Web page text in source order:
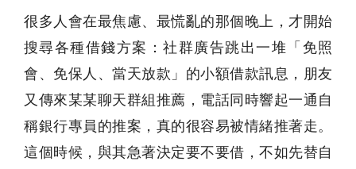
很多人會在最焦慮、最慌亂的那個晚上，才開始
搜尋各種借錢方案：社群廣告跳出一堆「免照
會、免保人、當天放款」的小額借款訊息，朋友
又傳來某某聊天群組推薦，電話同時響起一通自
稱銀行專員的推案，真的很容易被情緒推著走。
這個時候，與其急著決定要不要借，不如先替自